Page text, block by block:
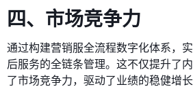
四、市场竞争力
通过构建营销服全流程数字化体系，
后服务的全链条管理。这不仅提升了
了市场竞争力，驱动了业绩的稳健增长